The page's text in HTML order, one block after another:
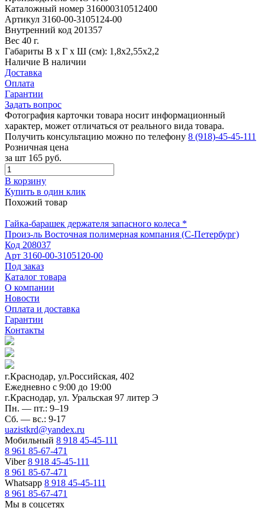
Каталожный номер 316000310512400
Артикул 3160-00-3105124-00
Внутренний код 201357
Вес 40 г.
Габариты В х Г х Ш (см): 1,8х2,55х2,2
Наличие В наличии
Доставка
Оплата
Гарантии
Задать вопрос
Фотография карточки товара носит информационный
характер, может отличаться от реального вида товара.
Получить консультацию можно по телефону 8 (918)-45-45-111
Розничная цена
за шт 165 руб.
В корзину
Купить в один клик
Похожий товар
Гайка-барашек держателя запасного колеса *
Произ-ль Восточная полимерная компания (С-Петербург)
Код 208037
Арт 3160-00-3105120-00
Под заказ
Каталог товара
О компании
Новости
Оплата и доставка
Гарантии
Контакты
г.Краснодар, ул.Российская, 402
Ежедневно c 9:00 до 19:00
г.Краснодар, ул. Уральская 97 литер Э
Пн. — пт.: 9–19
Сб. — вс.: 9-17
uazistkrd@yandex.ru
Мобильный 8 918 45-45-111
8 961 85-67-471
Viber8 918 45-45-111
8 961 85-67-471
Whatsapp 8 918 45-45-111
8 961 85-67-471
Мы в соцсетях